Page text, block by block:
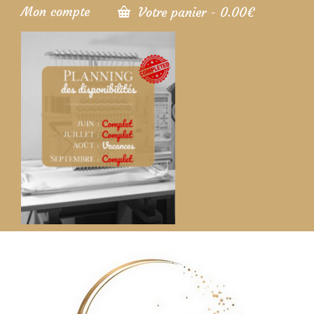
Mon compte Votre panier - 0.00€